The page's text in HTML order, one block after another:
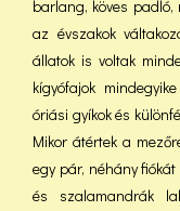
barlang, köves
az évszakok
állatok is voltak
kígyófajok
óriási gyíkok és
Mikor átértek a
egy pár, néhány
és szalamandrák